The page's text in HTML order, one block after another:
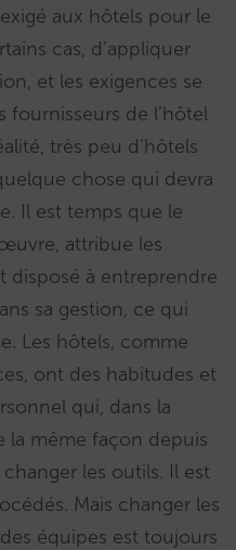
aux hôtels pour le
cas, d’appliquer
et les exigences se
de l’hôtel
très peu d’hôtels
chose qui devra
Il est temps que le
attribue les
disposé à entreprendre
sa gestion, ce qui
Les hôtels, comme
ont des habitudes et
qui, dans la
la même façon depuis
les outils. Il est
Mais changer les
équipes est toujours